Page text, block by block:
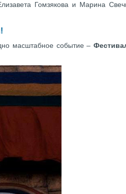
Гомзякова и Марина
масштабное событие –